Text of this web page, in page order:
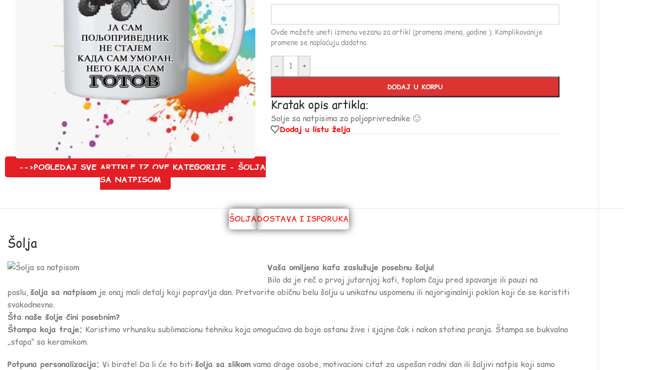
-->POGLEDAJ SVE ARTIKLE IZ OVE KATEGORIJE - ŠOLJA
SA NATPISOM
Ovde možete uneti izmenu vezanu za artikl (promena imena, godine ). Komplikovanije
promene se naplaćuju dadatno.
- +
DODAJ U KORPU
Kratak opis artikla:
Solje sa natpisima za poljoprivrednike 🙂
Dodaj u listu želja
ŠOLJADOSTAVA I ISPORUKA
Šolja
Vaša omiljena kafa zaslužuje posebnu šolju!
Bilo da je reč o prvoj jutarnjoj kafi, toplom čaju pred spavanje ili pauzi na
poslu, šolja sa natpisomje onaj mali detalj koji popravlja dan. Pretvorite običnu belu šolju u unikatnu uspomenu ili najoriginalniji poklon koji će se koristiti
svakodnevno.
Šta naše šolje čini posebnim?
Štampa koja traje: Koristimo vrhunsku sublimacionu tehniku koja omogućava da boje ostanu žive i sjajne čak i nakon stotina pranja. Štampa se bukvalno
„stapa“ sa keramikom.
Potpuna personalizacija: Vi birate! Da li će to biti šolja sa slikomvama drage osobe, motivacioni citat za uspešan radni dan ili šaljivi natpis koji samo